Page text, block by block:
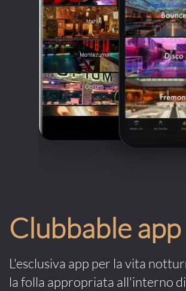
Clubbable app
L'esclusiva app per la vita
la folla appropriata all'interno